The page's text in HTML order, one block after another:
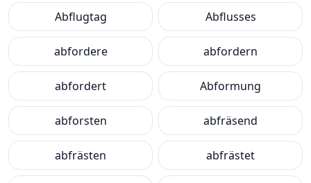
Abflugtag Abflusses
abfordere abfordern
abfordert Abformung
abforsten abfräsend
abfrästen abfrästet